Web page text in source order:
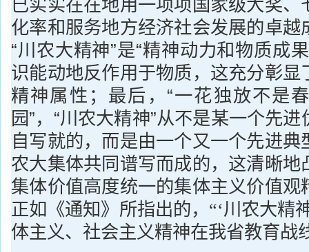
已实实在在地用一项项国家级大奖、
化率和服务地方经济社会发展的卓越
“川农大精神”是“精神动力和物质成
识能动地反作用于物质，这充分彰显
精神属性；最后，“一花独放不是
园”，“川农大精神”从不是某一个先
自写就的，而是由一个又一个先进典
农大集体共同谱写而成的，这清晰地
集体价值高度统一的集体主义价值观
正如《通知》所指出的，“‘川农大精
体主义、社会主义精神在我省教育战